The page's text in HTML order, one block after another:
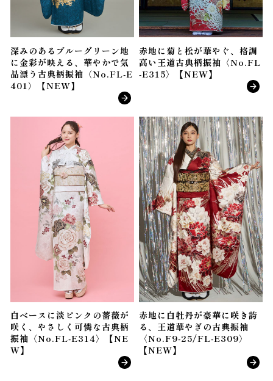
深みのあるブルーグリーン地
に金彩が映える、華やかで気
品漂う古典柄振袖〈No.FL-E
401〉【NEW】
赤地に菊と松が華やぐ、格調
高い王道古典柄振袖〈No.FL
-E315〉【NEW】
白ベースに淡ピンクの薔薇が
咲く、やさしく可憐な古典柄
振袖〈No.FL-E314〉【NE
W】
赤地に白牡丹が豪華に咲き誇
る、王道華やぎの古典振袖
〈No.F9-25/FL-E309〉
【NEW】